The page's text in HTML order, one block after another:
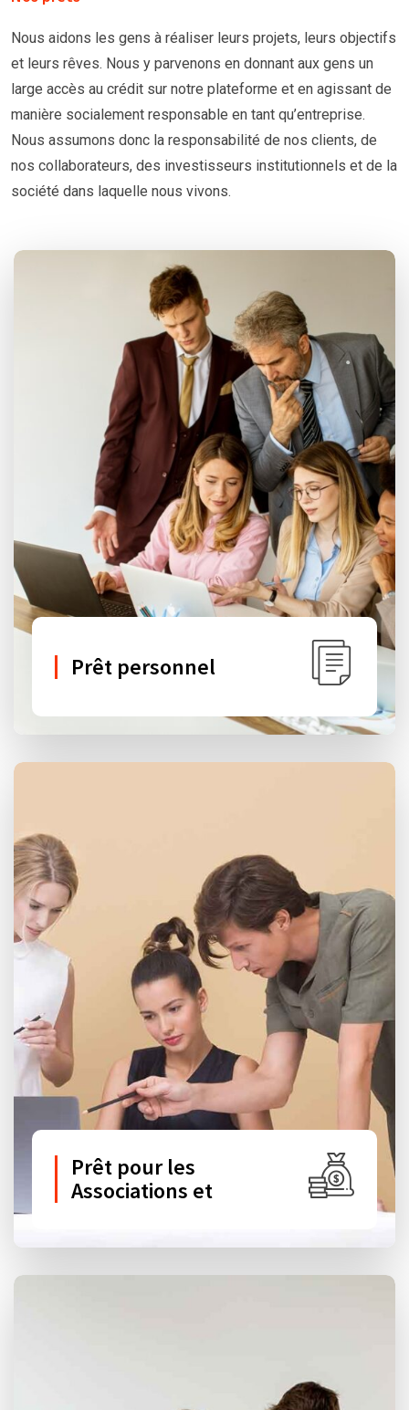
Nous aidons les gens à réaliser leurs projets, leurs objectifs
et leurs rêves. Nous y parvenons en donnant aux gens un
large accès au crédit sur notre plateforme et en agissant de
manière socialement responsable en tant qu’entreprise.
Nous assumons donc la responsabilité de nos clients, de
nos collaborateurs, des investisseurs institutionnels et de la
société dans laquelle nous vivons.
Prêt personnel
Prêt pour les
Associations et